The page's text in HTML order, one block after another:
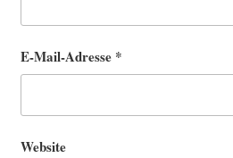
E-Mail-Adresse *
Website